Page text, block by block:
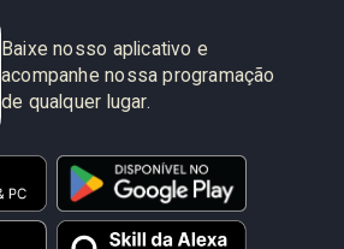
Baixe nosso aplicativo e
acompanhe nossa programação
de qualquer lugar.